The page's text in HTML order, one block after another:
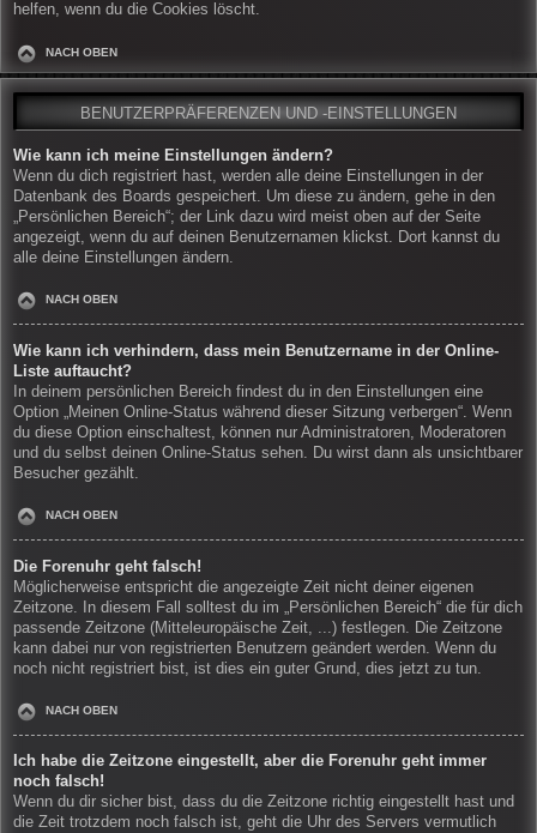
helfen, wenn du die Cookies löscht.
NACH OBEN
BENUTZERPRÄFERENZEN UND -EINSTELLUNGEN
Wie kann ich meine Einstellungen ändern?
Wenn du dich registriert hast, werden alle deine Einstellungen in der
Datenbank des Boards gespeichert. Um diese zu ändern, gehe in den
„Persönlichen Bereich“; der Link dazu wird meist oben auf der Seite
angezeigt, wenn du auf deinen Benutzernamen klickst. Dort kannst du
alle deine Einstellungen ändern.
NACH OBEN
Wie kann ich verhindern, dass mein Benutzername in der Online-
Liste auftaucht?
In deinem persönlichen Bereich findest du in den Einstellungen eine
Option „Meinen Online-Status während dieser Sitzung verbergen“. Wenn
du diese Option einschaltest, können nur Administratoren, Moderatoren
und du selbst deinen Online-Status sehen. Du wirst dann als unsichtbarer
Besucher gezählt.
NACH OBEN
Die Forenuhr geht falsch!
Möglicherweise entspricht die angezeigte Zeit nicht deiner eigenen
Zeitzone. In diesem Fall solltest du im „Persönlichen Bereich“ die für dich
passende Zeitzone (Mitteleuropäische Zeit, ...) festlegen. Die Zeitzone
kann dabei nur von registrierten Benutzern geändert werden. Wenn du
noch nicht registriert bist, ist dies ein guter Grund, dies jetzt zu tun.
NACH OBEN
Ich habe die Zeitzone eingestellt, aber die Forenuhr geht immer
noch falsch!
Wenn du dir sicher bist, dass du die Zeitzone richtig eingestellt hast und
die Zeit trotzdem noch falsch ist, geht die Uhr des Servers vermutlich